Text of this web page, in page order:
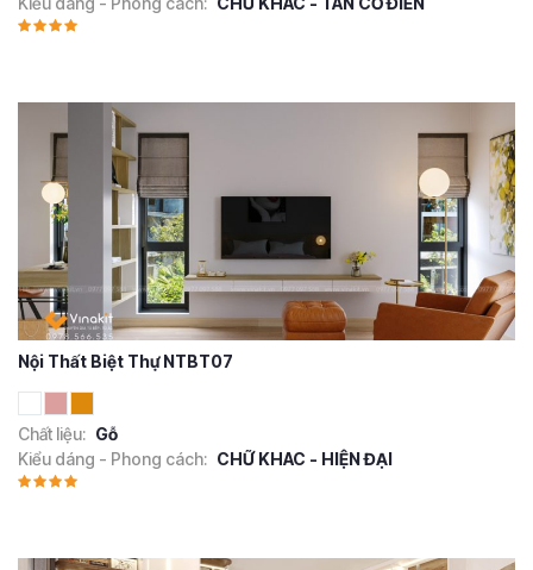
Nội Thất Biệt Thự NTBT07
Chất liệu: Gỗ
Kiểu dáng - Phong cách: CHỮ KHAC - HIỆN ĐẠI